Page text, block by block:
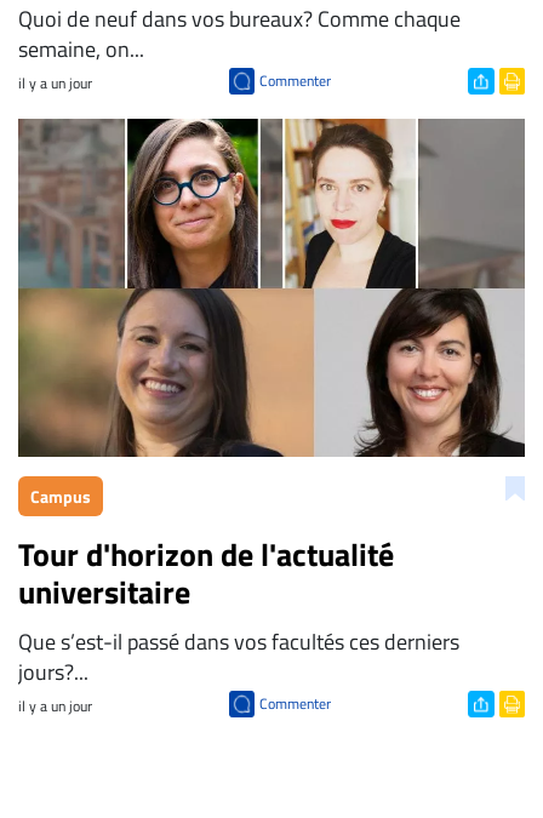
Quoi de neuf dans vos bureaux? Comme chaque
semaine, on...
il y a un jour Commenter
Campus
Tour d'horizon de l'actualité
universitaire
Que s’est-il passé dans vos facultés ces derniers
jours?...
il y a un jour Commenter